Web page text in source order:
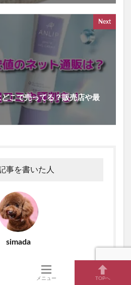
Next
こで売ってる？販売店や最
事を書いた人
simada
メニュー TOPへ